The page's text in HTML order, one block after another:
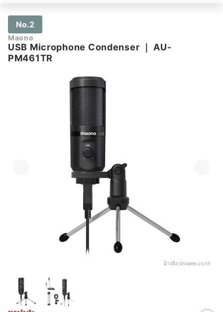
No.2
Maono
USB Microphone Condenser ｜ AU-
PM461TR
อ้างอิง:shopee.co.th